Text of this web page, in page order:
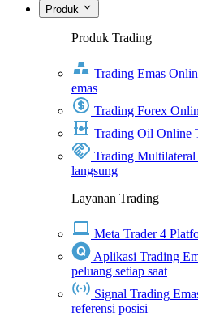
Produk
Produk Trading
Trading Emas
emas
Trading Forex
Trading Oil Online
Trading Multilateral
langsung
Layanan Trading
Meta Trader 4
Aplikasi Trading
peluang setiap saat
Signal Trading
referensi posisi